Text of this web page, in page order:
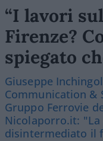
“I lavori
Firenze?
spiegato
Giuseppe
Communication &
Gruppo Ferrovie
Nicolaporro.it:
disintermediato il